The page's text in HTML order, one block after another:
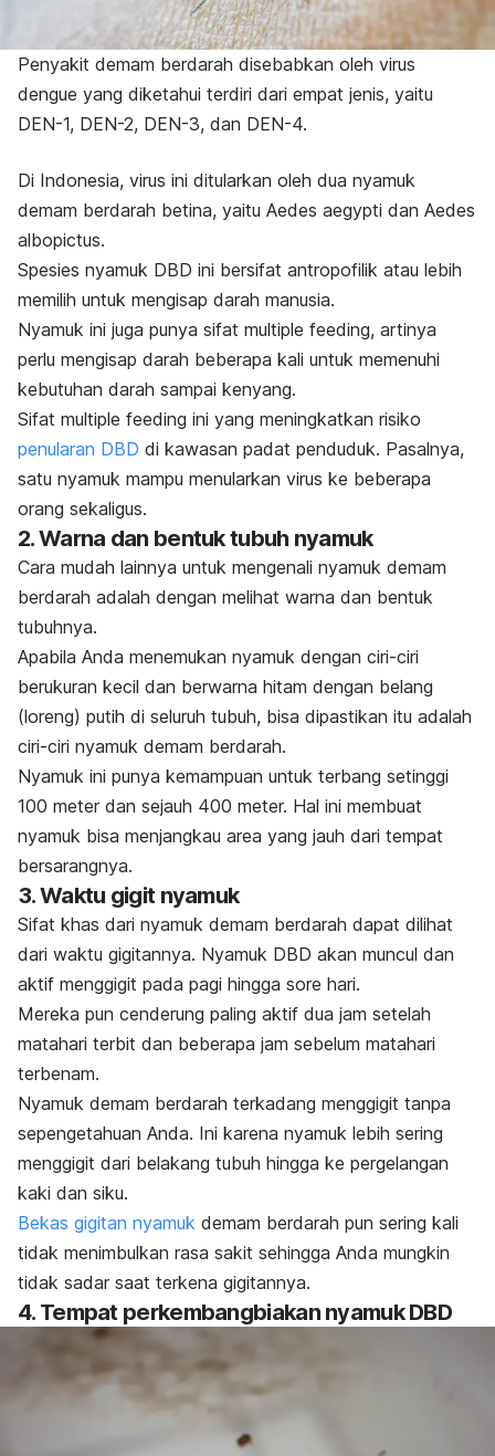
Penyakit demam berdarah disebabkan oleh virus
dengue yang diketahui terdiri dari empat jenis, yaitu
DEN-1, DEN-2, DEN-3, dan DEN-4.
Di Indonesia, virus ini ditularkan oleh dua nyamuk
demam berdarah betina, yaitu Aedes aegypti dan Aedes
albopictus.
Spesies nyamuk DBD ini bersifat antropofilik atau lebih
memilih untuk mengisap darah manusia.
Nyamuk ini juga punya sifat multiple feeding, artinya
perlu mengisap darah beberapa kali untuk memenuhi
kebutuhan darah sampai kenyang.
Sifat multiple feeding ini yang meningkatkan risiko
penularan DBD di kawasan padat penduduk. Pasalnya,
satu nyamuk mampu menularkan virus ke beberapa
orang sekaligus.
2. Warna dan bentuk tubuh nyamuk
Cara mudah lainnya untuk mengenali nyamuk demam
berdarah adalah dengan melihat warna dan bentuk
tubuhnya.
Apabila Anda menemukan nyamuk dengan ciri-ciri
berukuran kecil dan berwarna hitam dengan belang
(loreng) putih di seluruh tubuh, bisa dipastikan itu adalah
ciri-ciri nyamuk demam berdarah.
Nyamuk ini punya kemampuan untuk terbang setinggi
100 meter dan sejauh 400 meter. Hal ini membuat
nyamuk bisa menjangkau area yang jauh dari tempat
bersarangnya.
3. Waktu gigit nyamuk
Sifat khas dari nyamuk demam berdarah dapat dilihat
dari waktu gigitannya. Nyamuk DBD akan muncul dan
aktif menggigit pada pagi hingga sore hari.
Mereka pun cenderung paling aktif dua jam setelah
matahari terbit dan beberapa jam sebelum matahari
terbenam.
Nyamuk demam berdarah terkadang menggigit tanpa
sepengetahuan Anda. Ini karena nyamuk lebih sering
menggigit dari belakang tubuh hingga ke pergelangan
kaki dan siku.
Bekas gigitan nyamuk demam berdarah pun sering kali
tidak menimbulkan rasa sakit sehingga Anda mungkin
tidak sadar saat terkena gigitannya.
4. Tempat perkembangbiakan nyamuk DBD